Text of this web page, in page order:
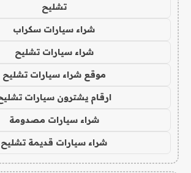
تشليح
شراء سيارات سكراب
شراء سيارات تشليح
موقع شراء سيارات تشليح
ارقام يشترون سيارات
شراء سيارات مصدومة
شراء سيارات قديمة تشليح